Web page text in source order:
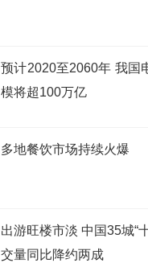
预计2020至2060年 我国
模将超100万亿
多地餐饮市场持续火爆
出游旺楼市淡 中国35城“
交量同比降约两成